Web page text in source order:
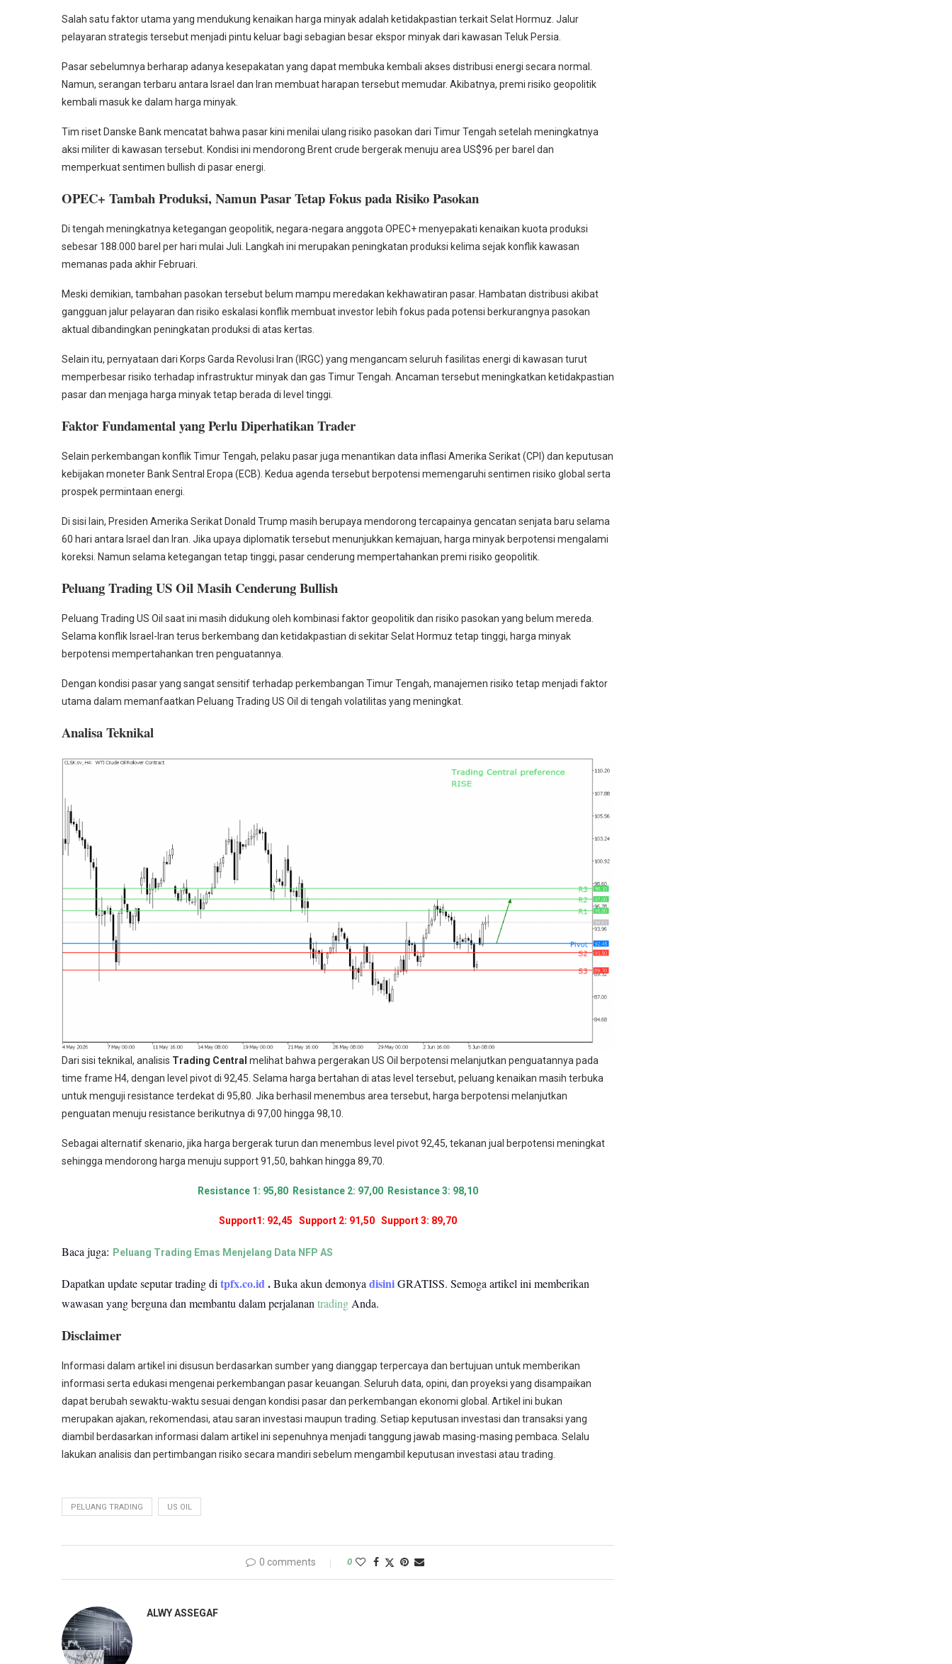
Salah satu faktor utama yang mendukung kenaikan harga minyak adalah ketidakpastian terkait Selat Hormuz. Jalur
pelayaran strategis tersebut menjadi pintu keluar bagi sebagian besar ekspor minyak dari kawasan Teluk Persia.
Pasar sebelumnya berharap adanya kesepakatan yang dapat membuka kembali akses distribusi energi secara normal.
Namun, serangan terbaru antara Israel dan Iran membuat harapan tersebut memudar. Akibatnya, premi risiko geopolitik
kembali masuk ke dalam harga minyak.
Tim riset Danske Bank mencatat bahwa pasar kini menilai ulang risiko pasokan dari Timur Tengah setelah meningkatnya
aksi militer di kawasan tersebut. Kondisi ini mendorong Brent crude bergerak menuju area US$96 per barel dan
memperkuat sentimen bullish di pasar energi.
OPEC+ Tambah Produksi, Namun Pasar Tetap Fokus pada Risiko Pasokan
Di tengah meningkatnya ketegangan geopolitik, negara-negara anggota OPEC+ menyepakati kenaikan kuota produksi
sebesar 188.000 barel per hari mulai Juli. Langkah ini merupakan peningkatan produksi kelima sejak konflik kawasan
memanas pada akhir Februari.
Meski demikian, tambahan pasokan tersebut belum mampu meredakan kekhawatiran pasar. Hambatan distribusi akibat
gangguan jalur pelayaran dan risiko eskalasi konflik membuat investor lebih fokus pada potensi berkurangnya pasokan
aktual dibandingkan peningkatan produksi di atas kertas.
Selain itu, pernyataan dari Korps Garda Revolusi Iran (IRGC) yang mengancam seluruh fasilitas energi di kawasan turut
memperbesar risiko terhadap infrastruktur minyak dan gas Timur Tengah. Ancaman tersebut meningkatkan ketidakpastian
pasar dan menjaga harga minyak tetap berada di level tinggi.
Faktor Fundamental yang Perlu Diperhatikan Trader
Selain perkembangan konflik Timur Tengah, pelaku pasar juga menantikan data inflasi Amerika Serikat (CPI) dan keputusan
kebijakan moneter Bank Sentral Eropa (ECB). Kedua agenda tersebut berpotensi memengaruhi sentimen risiko global serta
prospek permintaan energi.
Di sisi lain, Presiden Amerika Serikat Donald Trump masih berupaya mendorong tercapainya gencatan senjata baru selama
60 hari antara Israel dan Iran. Jika upaya diplomatik tersebut menunjukkan kemajuan, harga minyak berpotensi mengalami
koreksi. Namun selama ketegangan tetap tinggi, pasar cenderung mempertahankan premi risiko geopolitik.
Peluang Trading US Oil Masih Cenderung Bullish
Peluang Trading US Oil saat ini masih didukung oleh kombinasi faktor geopolitik dan risiko pasokan yang belum mereda.
Selama konflik Israel-Iran terus berkembang dan ketidakpastian di sekitar Selat Hormuz tetap tinggi, harga minyak
berpotensi mempertahankan tren penguatannya.
Dengan kondisi pasar yang sangat sensitif terhadap perkembangan Timur Tengah, manajemen risiko tetap menjadi faktor
utama dalam memanfaatkan Peluang Trading US Oil di tengah volatilitas yang meningkat.
Analisa Teknikal
Dari sisi teknikal, analisis Trading Central melihat bahwa pergerakan US Oil berpotensi melanjutkan penguatannya pada
time frame H4, dengan level pivot di 92,45. Selama harga bertahan di atas level tersebut, peluang kenaikan masih terbuka
untuk menguji resistance terdekat di 95,80. Jika berhasil menembus area tersebut, harga berpotensi melanjutkan
penguatan menuju resistance berikutnya di 97,00 hingga 98,10.
Sebagai alternatif skenario, jika harga bergerak turun dan menembus level pivot 92,45, tekanan jual berpotensi meningkat
sehingga mendorong harga menuju support 91,50, bahkan hingga 89,70.
Resistance 1: 95,80 Resistance 2: 97,00 Resistance 3: 98,10
Support1: 92,45 Support 2: 91,50 Support 3: 89,70
Baca juga: Peluang Trading Emas Menjelang Data NFP AS
Dapatkan update seputar trading ditpfx.co.id.Buka akun demonyadisiniGRATISS. Semoga artikel ini memberikan
wawasan yang berguna dan membantu dalam perjalanantradingAnda.
Disclaimer
Informasi dalam artikel ini disusun berdasarkan sumber yang dianggap terpercaya dan bertujuan untuk memberikan
informasi serta edukasi mengenai perkembangan pasar keuangan. Seluruh data, opini, dan proyeksi yang disampaikan
dapat berubah sewaktu-waktu sesuai dengan kondisi pasar dan perkembangan ekonomi global. Artikel ini bukan
merupakan ajakan, rekomendasi, atau saran investasi maupun trading. Setiap keputusan investasi dan transaksi yang
diambil berdasarkan informasi dalam artikel ini sepenuhnya menjadi tanggung jawab masing-masing pembaca. Selalu
lakukan analisis dan pertimbangan risiko secara mandiri sebelum mengambil keputusan investasi atau trading.
PELUANG TRADING US OIL
0 comments 0
ALWY ASSEGAF